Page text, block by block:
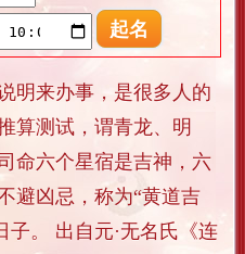
来办事，是很多人的
算测试，谓青龙、明
命六个星宿是吉神，六
避凶忌，称为“黄道吉
子。 出自元·无名氏《连